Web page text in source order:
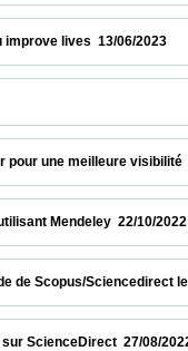
you improve lives
pour une
en utilisant
l'aide de Scopus/
sur